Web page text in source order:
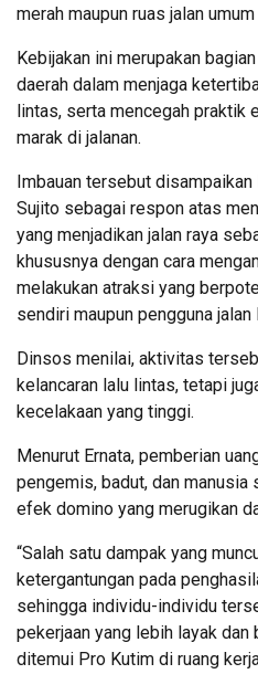
merah maupun ruas jalan
Kebijakan ini merupakan
daerah dalam menjaga
lintas, serta mencegah praktik
marak di jalanan.
Imbauan tersebut
Sujito sebagai respon atas
yang menjadikan jalan raya
khususnya dengan cara
melakukan atraksi yang
sendiri maupun pengguna jalan
Dinsos menilai, aktivitas
kelancaran lalu lintas, tetapi
kecelakaan yang tinggi.
Menurut Ernata, pemberian
pengemis, badut, dan
efek domino yang merugikan
“Salah satu dampak yang
ketergantungan pada
sehingga individu-individu
pekerjaan yang lebih layak dan
ditemui Pro Kutim di ruang